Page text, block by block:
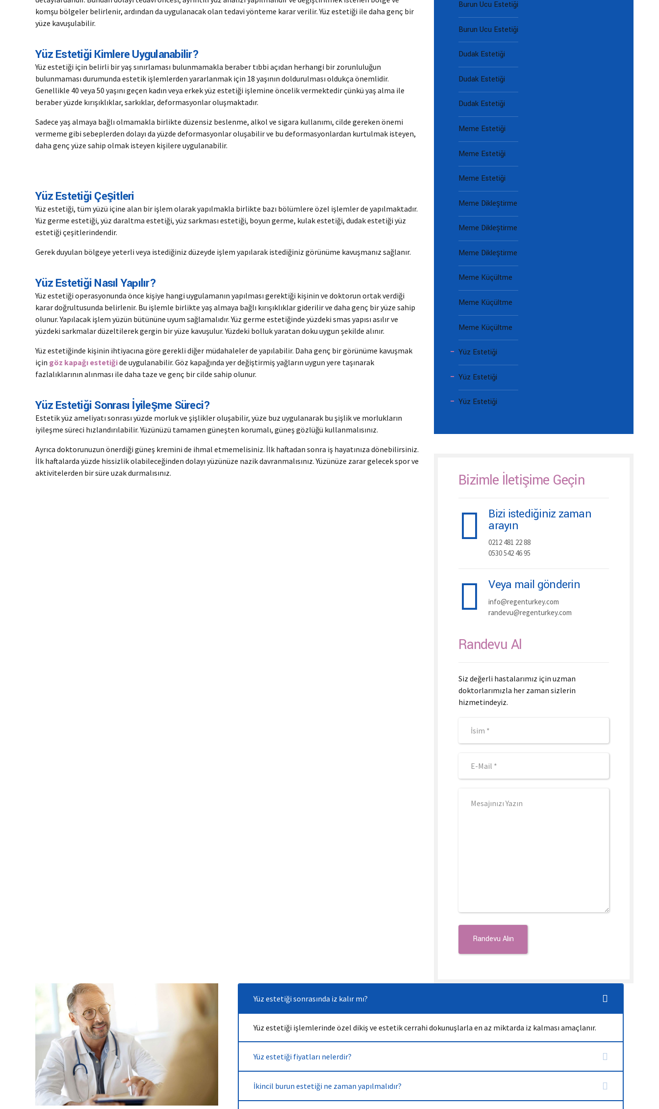
komşu bölgeler belirlenir, ardından da uygulanacak olan tedavi yönteme karar verilir. Yüz estetiği ile daha genç bir
yüze kavuşulabilir.
Yüz Estetiği Kimlere Uygulanabilir?
Yüz estetiği için belirli bir yaş sınırlaması bulunmamakla beraber tıbbi açıdan herhangi bir zorunluluğun
bulunmaması durumunda estetik işlemlerden yararlanmak için 18 yaşının doldurulması oldukça önemlidir.
Genellikle 40 veya 50 yaşını geçen kadın veya erkek yüz estetiği işlemine öncelik vermektedir çünkü yaş alma ile
beraber yüzde kırışıklıklar, sarkıklar, deformasyonlar oluşmaktadır.
Sadece yaş almaya bağlı olmamakla birlikte düzensiz beslenme, alkol ve sigara kullanımı, cilde gereken önemi
vermeme gibi sebeplerden dolayı da yüzde deformasyonlar oluşabilir ve bu deformasyonlardan kurtulmak isteyen,
daha genç yüze sahip olmak isteyen kişilere uygulanabilir.
Yüz Estetiği Çeşitleri
Yüz estetiği, tüm yüzü içine alan bir işlem olarak yapılmakla birlikte bazı bölümlere özel işlemler de yapılmaktadır.
Yüz germe estetiği, yüz daraltma estetiği, yüz sarkması estetiği, boyun germe, kulak estetiği, dudak estetiği yüz
estetiği çeşitlerindendir.
Gerek duyulan bölgeye yeterli veya istediğiniz düzeyde işlem yapılarak istediğiniz görünüme kavuşmanız sağlanır.
Yüz Estetiği Nasıl Yapılır?
Yüz estetiği operasyonunda önce kişiye hangi uygulamanın yapılması gerektiği kişinin ve doktorun ortak verdiği
karar doğrultusunda belirlenir. Bu işlemle birlikte yaş almaya bağlı kırışıklıklar giderilir ve daha genç bir yüze sahip
olunur. Yapılacak işlem yüzün bütününe uyum sağlamalıdır. Yüz germe estetiğinde yüzdeki smas yapısı asılır ve
yüzdeki sarkmalar düzeltilerek gergin bir yüze kavuşulur. Yüzdeki bolluk yaratan doku uygun şekilde alınır.
Yüz estetiğinde kişinin ihtiyacına göre gerekli diğer müdahaleler de yapılabilir. Daha genç bir görünüme kavuşmak
için göz kapağı estetiğide uygulanabilir. Göz kapağında yer değiştirmiş yağların uygun yere taşınarak
fazlalıklarının alınması ile daha taze ve genç bir cilde sahip olunur.
Yüz Estetiği Sonrası İyileşme Süreci?
Estetik yüz ameliyatı sonrası yüzde morluk ve şişlikler oluşabilir, yüze buz uygulanarak bu şişlik ve morlukların
iyileşme süreci hızlandırılabilir. Yüzünüzü tamamen güneşten korumalı, güneş gözlüğü kullanmalısınız.
Ayrıca doktorunuzun önerdiği güneş kremini de ihmal etmemelisiniz. İlk haftadan sonra iş hayatınıza dönebilirsiniz.
İlk haftalarda yüzde hissizlik olabileceğinden dolayı yüzünüze nazik davranmalısınız. Yüzünüze zarar gelecek spor ve
aktivitelerden bir süre uzak durmalısınız.
Burun Ucu Estetiği
Burun Ucu Estetiği
Dudak Estetiği
Dudak Estetiği
Dudak Estetiği
Meme Estetiği
Meme Estetiği
Meme Estetiği
Meme Dikleştirme
Meme Dikleştirme
Meme Dikleştirme
Meme Küçültme
Meme Küçültme
Meme Küçültme
Yüz Estetiği
Yüz Estetiği
Yüz Estetiği
Bizimle İletişime Geçin
Bizi istediğiniz zaman
arayın
0212 481 22 88
0530 542 46 95
Veya mail gönderin
info@regenturkey.com
randevu@regenturkey.com
Randevu Al
Siz değerli hastalarımız için uzman
doktorlarımızla her zaman sizlerin
hizmetindeyiz.
Yüz estetiği sonrasında iz kalır mı?
Yüz estetiği işlemlerinde özel dikiş ve estetik cerrahi dokunuşlarla en az miktarda iz kalması amaçlanır.
Yüz estetiği fiyatları nelerdir?
İkincil burun estetiği ne zaman yapılmalıdır?